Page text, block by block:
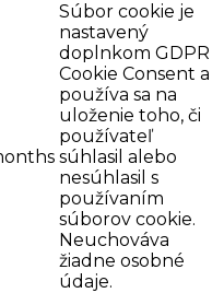
Súbor cookie je
nastavený
doplnkom GDPR
Cookie Consent a
používa sa na
uloženie toho, či
používateľ
súhlasil alebo
nesúhlasil s
používaním
súborov cookie.
Neuchováva
žiadne osobné
údaje.